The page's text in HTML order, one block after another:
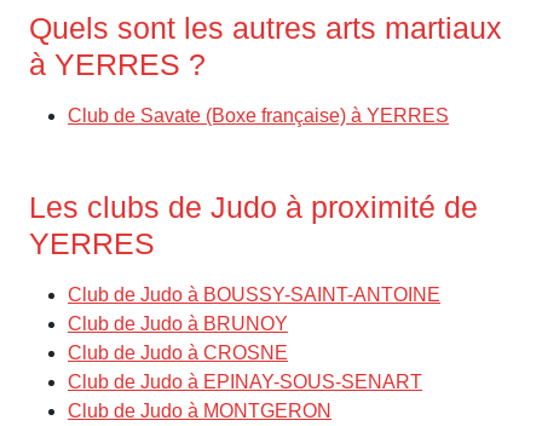
Quels sont les autres arts martiaux
à YERRES ?
Club de Savate (Boxe française) à YERRES
Les clubs de Judo à proximité de
YERRES
Club de Judo à BOUSSY-SAINT-ANTOINE
Club de Judo à BRUNOY
Club de Judo à CROSNE
Club de Judo à EPINAY-SOUS-SENART
Club de Judo à MONTGERON